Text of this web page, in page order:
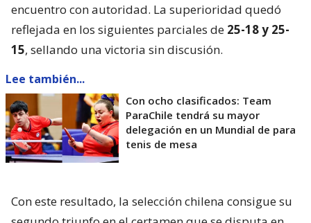
encuentro con autoridad. La superioridad quedó
reflejada en los siguientes parciales de 25-18 y 25-
15, sellando una victoria sin discusión.
Lee también...
Con ocho clasificados: Team
ParaChile tendrá su mayor
delegación en un Mundial de para
tenis de mesa
Con este resultado, la selección chilena consigue su